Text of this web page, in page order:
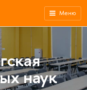
Меню
наук